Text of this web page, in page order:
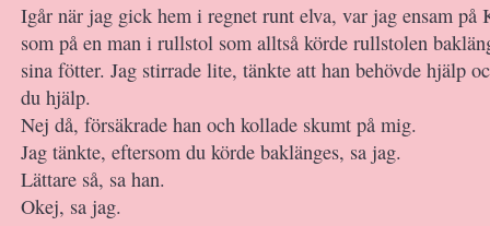
Igår när jag gick hem i regnet runt elva, var jag ensam på
som på en man i rullstol som alltså körde rullstolen
sina fötter. Jag stirrade lite, tänkte att han behövde hjälp
du hjälp.
Nej då, försäkrade han och kollade skumt på mig.
Jag tänkte, eftersom du körde baklänges, sa jag.
Lättare så, sa han.
Okej, sa jag.